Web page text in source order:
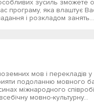
зусиль зможете
програму, яка влаштує
і розкладом занять...
мов і перекладів у
подоланню мовного
міжнародного
мовно-культурну...